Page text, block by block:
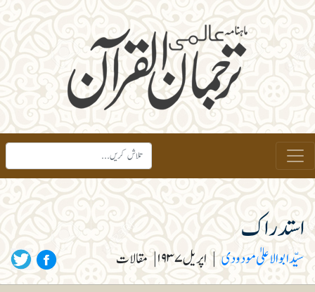
استدراک
سیّد ابوالاعلیٰ مودودی | اپریل ۱۹۳۷ | مقالات